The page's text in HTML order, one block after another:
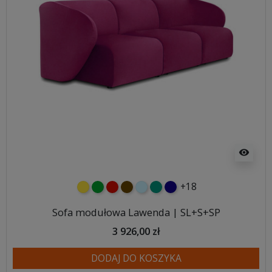
visibility
żółtyzielonyczerwony
czekoladowy
błękitnyturkusowy
granatowy
+18
Sofa modułowa Lawenda | SL+S+SP
3 926,00 zł
DODAJ DO KOSZYKA